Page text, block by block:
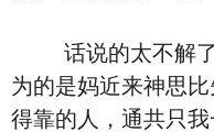
话说的太不解了
为的是妈近来神思
得靠的人，通共只